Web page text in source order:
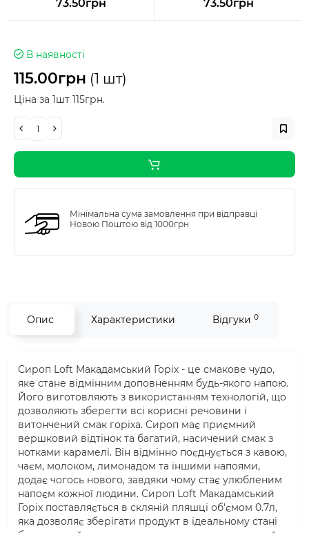
73.50грн 73.50грн
В наявності
115.00грн (1 шт)
Ціна за 1шт 115грн.
Мінімальна сума замовлення при відправці
Новою Поштою від 1000грн
Опис Характеристики Відгуки 0
Сироп Loft Макадамський Горіх - це смакове чудо,
яке стане відмінним доповненням будь-якого напою.
Його виготовляють з використанням технологій, що
дозволяють зберегти всі корисні речовини і
витончений смак горіха. Сироп має приємний
вершковий відтінок та багатий, насичений смак з
нотками карамелі. Він відмінно поєднується з кавою,
чаєм, молоком, лимонадом та іншими напоями,
додає чогось нового, завдяки чому стає улюбленим
напоєм кожної людини. Сироп Loft Макадамський
Горіх поставляється в скляній пляшці об'ємом 0.7л,
яка дозволяє зберігати продукт в ідеальному стані